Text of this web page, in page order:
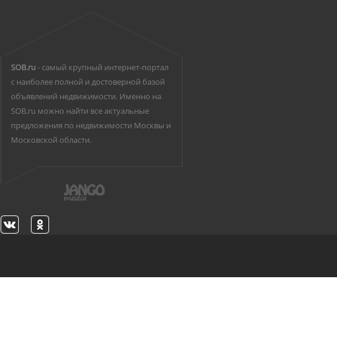
SOB.ru- самый крупный интернет-портал
с наиболее полной и достоверной базой
объявлений недвижимости. Именно на
SOB.ru можно найти все актуальные
предложения по недвижимости Москвы и
Московской области.